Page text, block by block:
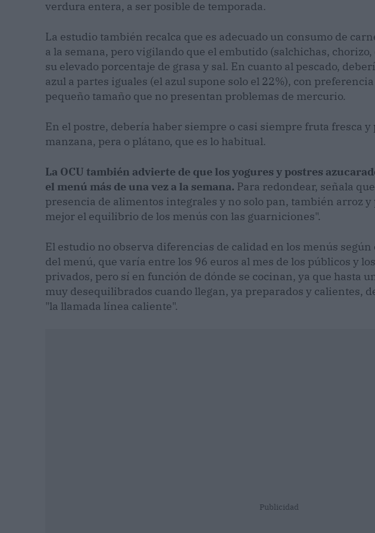
verdura entera, a ser posible de temporada.
La estudio también recalca que es adecuado un consumo de
a la semana, pero vigilando que el embutido (salchichas, chorizo,
su elevado porcentaje de grasa y sal. En cuanto al pescado,
azul a partes iguales (el azul supone solo el 22%), con
pequeño tamaño que no presentan problemas de mercurio.
En el postre, debería haber siempre o casi siempre fruta fresca
manzana, pera o plátano, que es lo habitual.
La OCU también advierte de que los yogures y postres
el menú más de una vez a la semana. Para redondear, señala
presencia de alimentos integrales y no solo pan, también arroz
mejor el equilibrio de los menús con las guarniciones".
El estudio no observa diferencias de calidad en los menús según
del menú, que varía entre los 96 euros al mes de los públicos y
privados, pero sí en función de dónde se cocinan, ya que hasta
muy desequilibrados cuando llegan, ya preparados y calientes,
"la llamada línea caliente".
Publicidad